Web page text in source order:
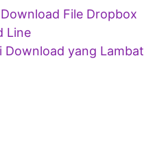
File Dropbox
Line
Download yang Lambat